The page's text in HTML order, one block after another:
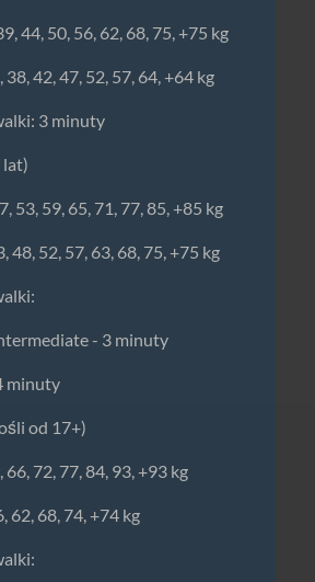
44, 50, 56, 62, 68, 75, +75 kg
38, 42, 47, 52, 57, 64, +64 kg
3 minuty
lat)
53, 59, 65, 71, 77, 85, +85 kg
48, 52, 57, 63, 68, 75, +75 kg
- 3 minuty
minuty
od 17+)
72, 77, 84, 93, +93 kg
62, 68, 74, +74 kg